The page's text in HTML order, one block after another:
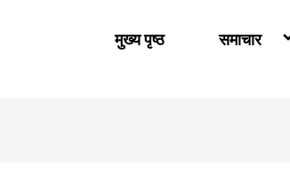
मुख्य पृष्ठ समाचार